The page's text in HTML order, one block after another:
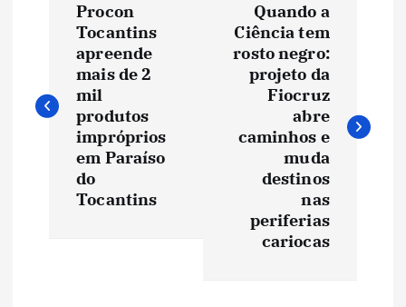
v
e
Procon
Tocantins
apreende
mais de 2
mil
produtos
impróprios
em Paraíso
do
Tocantins
Quando a
Ciência tem
rosto negro:
projeto da
Fiocruz
abre
caminhos e
muda
destinos
nas
periferias
cariocas